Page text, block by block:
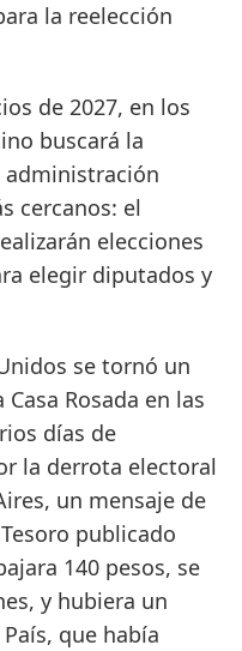
la reelección
de 2027, en los
buscará la
administración
cercanos: el
elecciones
elegir diputados y
se tornó un
Rosada en las
días de
la derrota electoral
un mensaje de
publicado
140 pesos, se
y hubiera un
que había